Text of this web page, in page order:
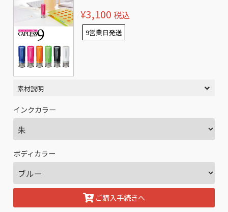
¥3,100 税込
9営業日発送
素材説明
インクカラー
ボディカラー
ご購入手続きへ